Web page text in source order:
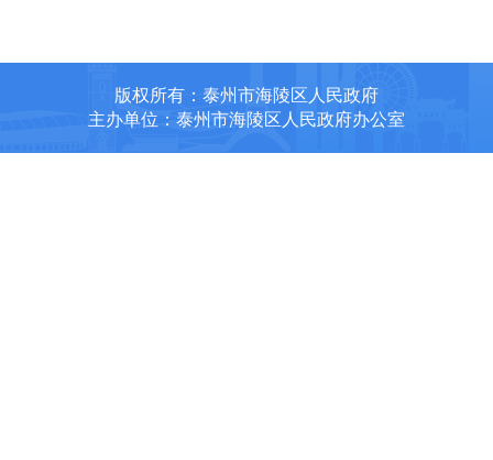
版权所有：泰州市海陵区人民政府
主办单位：泰州市海陵区人民政府办公室